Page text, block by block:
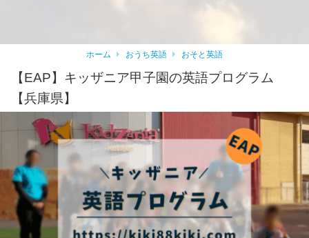
ホーム おうち英語 おそと英語
【EAP】キッザニア甲子園の英語プログラム
【兵庫県】